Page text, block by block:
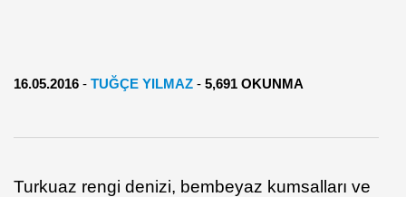
16.05.2016 - TUĞÇE YILMAZ - 5,691 OKUNMA
Turkuaz rengi denizi, bembeyaz kumsalları ve